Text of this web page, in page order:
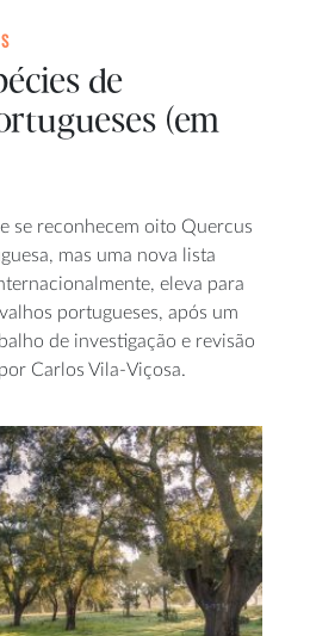
de
(em
se reconhecem oito Quercus
mas uma nova lista
eleva para
portugueses, após um
de investigação e revisão
Carlos Vila-Viçosa.